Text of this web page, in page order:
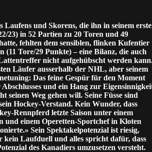
Laufens und Skorens, die ihn in seinem
23) in 52 Partien zu 20 Toren und 49
fehlten dem sensiblen, flinken Kufentier
(11 Tore/29 Punkte) – eine Bilanz, die auch
nicht aufgehübscht werden
Läufer ausserhalb der NHL, aber seinem
Das feine Gespür für den Moment
Abschlusses und ein Hang zur
seinen Weg gehen will. Seine Füsse sind
Hockey-Verstand. Kein Wunder, dass
Rennpferd letzte Saison unter einem
und einem Operetten-Sportchef in Kloten
Sein Spektakelpotenzial ist riesig,
kein Laufduell und alles spricht dafür, dass
des Kanadiers umzusetzen versteht.